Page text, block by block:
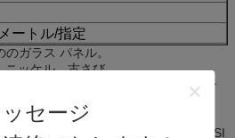
セージ
ートル/指定
部分
ガラス パネル。
ニッケル、古さび。
caming:クロム、黒いクロム、サテン
ラスを使用してガラス単位の両側、BSI